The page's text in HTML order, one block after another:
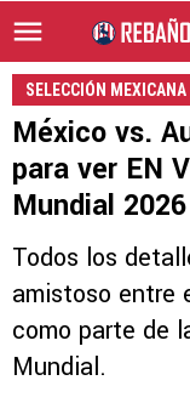
SELECCIÓN MEXICANA
México vs.
para ver EN
Mundial 2026
Todos los
amistoso entre
como parte de
Mundial.